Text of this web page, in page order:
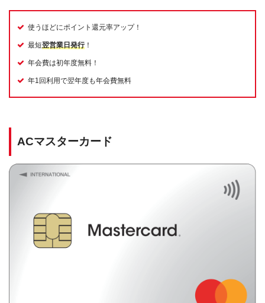
使うほどにポイント還元率アップ！
最短翌営業日発行！
年会費は初年度無料！
年1回利用で翌年度も年会費無料
ACマスターカード